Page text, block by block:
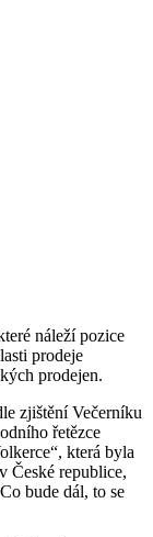
náleží pozice
prodeje
prodejen.
zjištění Večerníku
řetězce
která byla
České republice,
bude dál, to se